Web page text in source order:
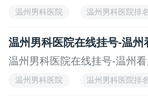
温州男科医院 温州男科医院排名
温州男科医院在线挂号-温州
温州男科医院在线挂号-温州
温州男科医院 温州男科医院排名